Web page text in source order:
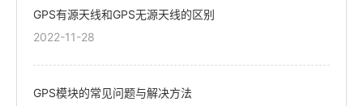
GPS有源天线和GPS无源天线的区别
2022-11-28
GPS模块的常见问题与解决方法